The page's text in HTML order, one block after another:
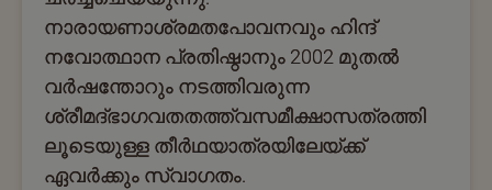
നാരായണാശ്രമതപോവനവും ഹിന്ദ്
നവോത്ഥാന പ്രതിഷ്ഠാനും 2002 മുതല്‍
വര്‍ഷന്തോറും നടത്തിവരുന്ന
ശ്രീമദ്ഭാഗവതതത്ത്വസമീക്ഷാസത്രത്തി
ലൂടെയുള്ള തീര്‍ഥയാത്രയിലേയ്ക്ക്
ഏവര്‍ക്കും സ്വാഗതം.